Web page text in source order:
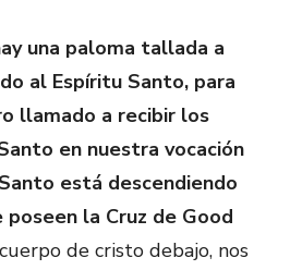
una paloma tallada a
al Espíritu Santo, para
llamado a recibir los
en nuestra vocación
está descendiendo
la Cruz de Good
de cristo debajo, nos